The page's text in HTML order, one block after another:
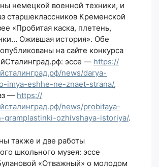
немецкой военной техники, и
старшеклассников Кременской
«Пробитая каска, плетень,
Ожившая история». Обе
на сайте конкурса
эссе — https://
news/darya-
imya-eshhe-ne-znaet-strana/,
— https://
news/probitaya-
gramplastinki-ozhivshaya-istoriya/.
также и две работы
школьного музея: эссе
«Отважный» о молодом